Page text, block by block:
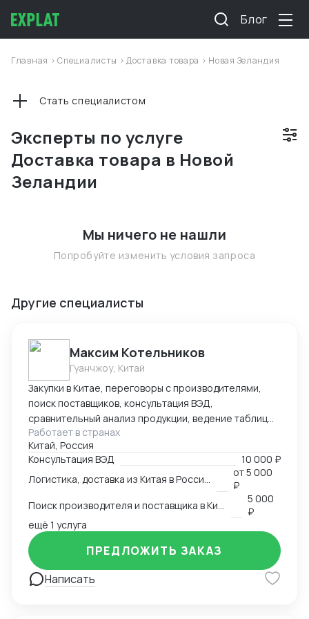
Блог
Главная >Специалисты >Доставка товара > Новая Зеландия
Эксперты по услуге
Доставка товара в Новой
Зеландии
Стать специалистом
Мы ничего не нашли
Попробуйте изменить условия запроса
Другие специалисты
Максим Котельников
Гуанчжоу, Китай
Закупки в Китае, переговоры с производителями,
поиск поставщиков, консультация ВЭД,
сравнительный анализ продукции, ведение таблиц
google excel, синхронный перевод с китайского,
синхронный перевод с английского, международная
логистика
Работает в странах
Китай, Россия
Консультация ВЭД
10 000 ₽
от5 000
₽
5 000
₽
ещё 1 услуга
Написать
ПРЕДЛОЖИТЬ ЗАКАЗ